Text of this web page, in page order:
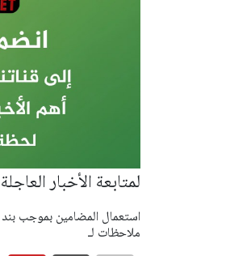
لمتابعة الأخبار
ملاحظات لـ